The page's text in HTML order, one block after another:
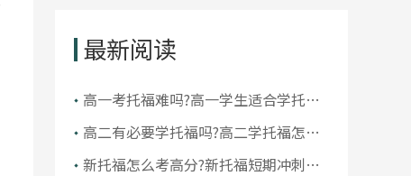
最新阅读
高一考托福难吗?高一学生适合学托福
吗
高二有必要学托福吗?高二学托福怎么
科学规划
新托福怎么考高分?新托福短期冲刺备